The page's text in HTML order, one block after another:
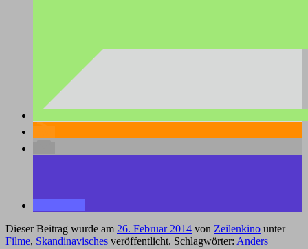
Dieser Beitrag wurde am 26. Februar 2014 von Zeilenkino unter
Filme, Skandinavisches veröffentlicht. Schlagwörter: Anders